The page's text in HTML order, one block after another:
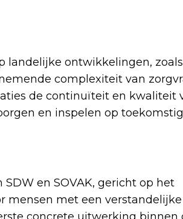
landelijke ontwikkelingen,
complexiteit van
de continuïteit en kwaliteit
en inspelen op
en SOVAK, gericht op het
mensen met een verstandelijke